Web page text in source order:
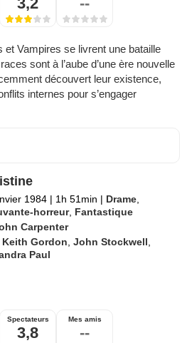
Vampires se livrent une bataille
sont à l’aube d’une ère nouvelle
découvert leur existence,
internes pour s’engager
1984 | 1h 51min | Drame,
horreur, Fantastique
Carpenter
Keith Gordon,John Stockwell,
Paul
Spectateurs
3,8
Mes amis
--